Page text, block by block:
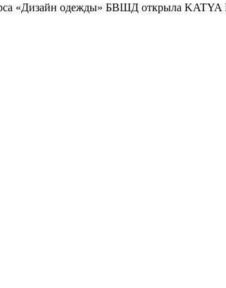
«Дизайн одежды» БВШД открыла